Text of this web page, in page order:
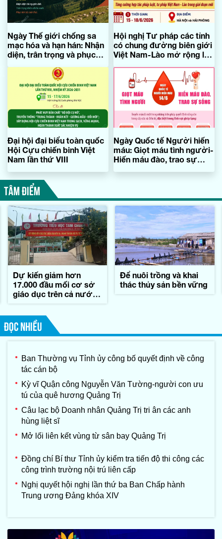
Ngày Thế giới chống sa
mạc hóa và hạn hán: Nhận
diện, trân trọng và phục
Hội nghị Tư pháp các tỉnh
có chung đường biên giới
Việt Nam-Lào mở rộng lần
Đại hội đại biểu toàn quốc
Hội Cựu chiến binh Việt
Nam lần thứ VIII
Ngày Quốc tế Người hiến
máu: Giọt máu tình người-
Hiến máu đào, trao sự
TÂM ĐIỂM
Dự kiến giảm hơn
17.000 đầu mối cơ sở
giáo dục trên cả nước,
Để nuôi trồng và khai
thác thủy sản bền vững
ĐỌC NHIỀU
Ban Thường vụ Tỉnh ủy công bố quyết định về công
tác cán bộ
Kỳ vĩ Quận công Nguyễn Văn Tường-người con ưu
tú của quê hương Quảng Trị
Câu lạc bộ Doanh nhân Quảng Trị tri ân các anh
hùng liệt sĩ
Mở lối liên kết vùng từ sân bay Quảng Trị
Đồng chí Bí thư Tỉnh ủy kiểm tra tiến độ thi công các
công trình trường nội trú liên cấp
Nghị quyết hội nghị lần thứ ba Ban Chấp hành
Trung ương Đảng khóa XIV